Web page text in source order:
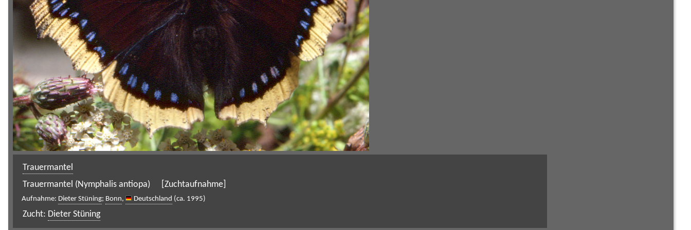
Trauermantel
Trauermantel (Nymphalis antiopa)
[Zuchtaufnahme]
Aufnahme: Dieter Stüning; Bonn, Deutschland (ca. 1995)
Zucht: Dieter Stüning